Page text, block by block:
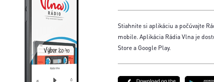
Stiahnite si aplikáciu a počúvajte
mobile. Aplikácia Rádia Vlna je
Store a Google Play.